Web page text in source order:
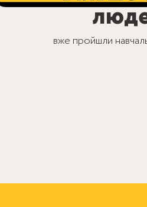
вже пройшли